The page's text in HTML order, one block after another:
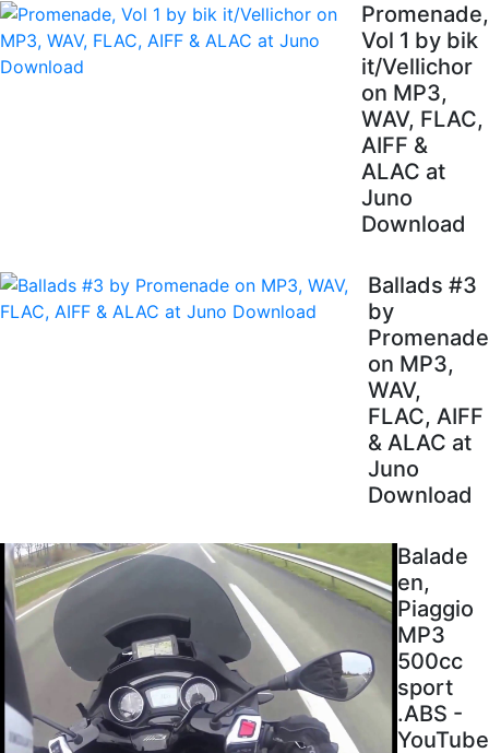
Promenade,
Vol 1 by bik
it/Vellichor
on MP3,
WAV, FLAC,
AIFF &
ALAC at
Juno
Download
Ballads #3
by
Promenade
on MP3,
WAV,
FLAC, AIFF
& ALAC at
Juno
Download
Balade
en,
Piaggio
MP3
500cc
sport
.ABS -
YouTube